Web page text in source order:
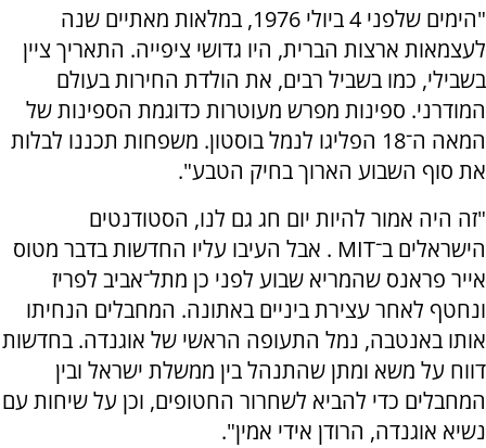
"הימים שלפני 4 ביולי 1976, במלאות מאתיים שנה
לעצמאות ארצות הברית, היו גדושי ציפייה. התאריך ציין
בשבילי, כמו בשביל רבים, את הולדת החירות בעולם
המודרני. ספינות מפרש מעוטרות כדוגמת הספינות של
המאה ה־18 הפליגו לנמל בוסטון. משפחות תכננו לבלות
את סוף השבוע הארוך בחיק הטבע".
"זה היה אמור להיות יום חג גם לנו, הסטודנטים
הישראלים ב־MIT . אבל העיבו עליו החדשות בדבר מטוס
אייר פראנס שהמריא שבוע לפני כן מתל־אביב לפריז
ונחטף לאחר עצירת ביניים באתונה. המחבלים הנחיתו
אותו באנטבה, נמל התעופה הראשי של אוגנדה. בחדשות
דווח על משא ומתן שהתנהל בין ממשלת ישראל ובין
המחבלים כדי להביא לשחרור החטופים, וכן על שיחות עם
נשיא אוגנדה, הרודן אידי אמין".